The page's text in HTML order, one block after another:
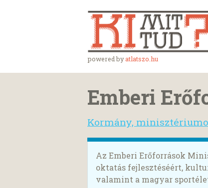
powered byatlatszo.hu
Emberi
Kormány,
Az Emberi Erőforrások
oktatás fejlesztéséért,
valamint a magyar